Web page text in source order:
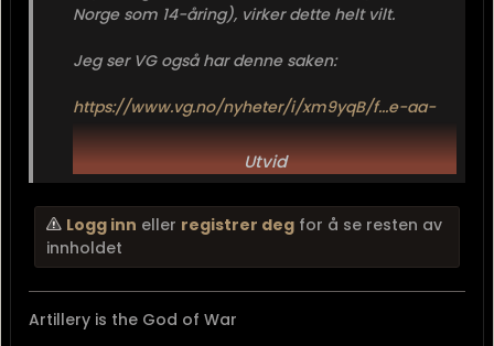
Norge som 14-åring), virker dette helt vilt.
Jeg ser VG også har denne saken:
https://www.vg.no/nyheter/i/xm9yqB/f...e-aa-
hylgraate
Hvis det som står stemmer, er hun ikke
NATO-land som Norge har tett sikkerhetsmesi...
Utvid
Logg inn eller registrer deg for å se resten av
innholdet
Artillery is the God of War